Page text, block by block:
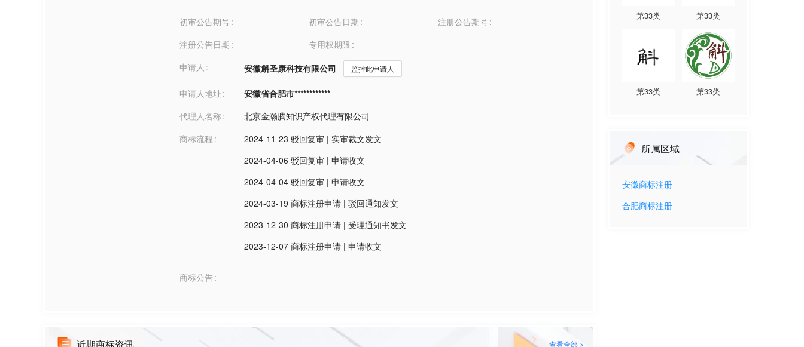
初审公告期号 初审公告日期
注册公告期号
注册公告日期
专用权期限
申请人
安徽斛圣康科技有限公司 监控此申请人
申请人地址
安徽省合肥市************
代理人名称
北京金瀚腾知识产权代理有限公司
商标流程
2024-11-23 驳回复审 | 实审裁文发文
2024-04-06 驳回复审 | 申请收文
2024-04-04 驳回复审 | 申请收文
2024-03-19 商标注册申请 | 驳回通知发文
2023-12-30 商标注册申请 | 受理通知书发文
2023-12-07 商标注册申请 | 申请收文
商标公告
近期商标资讯 查看全部 >
第33类 第33类
第33类 第33类
所属区域
安徽商标注册
合肥商标注册